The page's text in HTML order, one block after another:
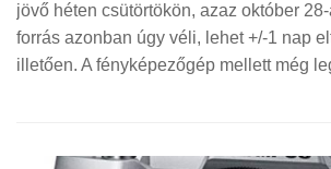
jövő héten csütörtökön, azaz október
forrás azonban úgy véli, lehet +/-1 nap
illetően. A fényképezőgép mellett még